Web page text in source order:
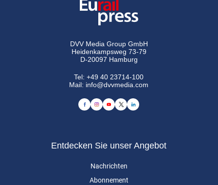
DVV Media Group GmbH
Heidenkampsweg 73-79
D-20097 Hamburg
Tel:+49 40 23714-100
Mail: info@dvvmedia.com
Entdecken Sie unser Angebot
Nachrichten
Abonnement